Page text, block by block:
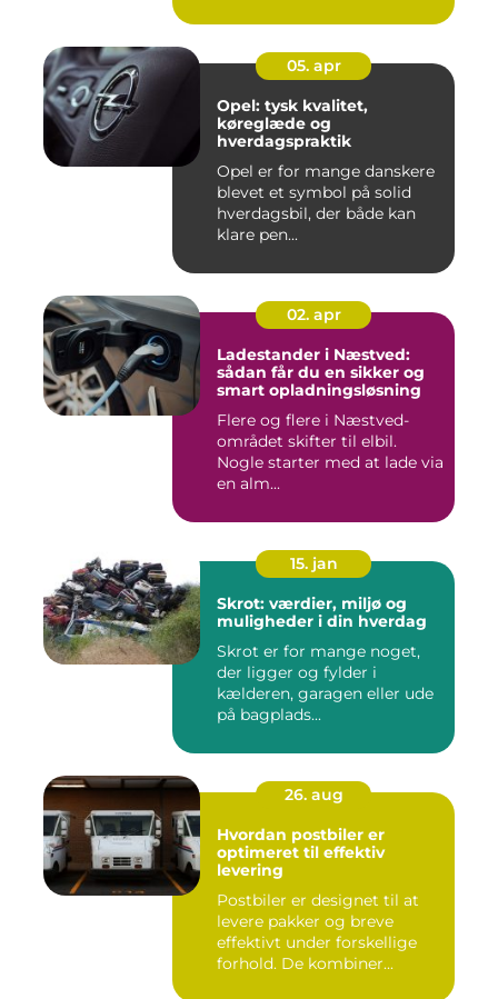
05. apr
Opel: tysk kvalitet,
køreglæde og
hverdagspraktik
Opel er for mange danskere
blevet et symbol på solid
hverdagsbil, der både kan
klare pen...
02. apr
Ladestander i Næstved:
sådan får du en sikker og
smart opladningsløsning
Flere og flere i Næstved-
området skifter til elbil.
Nogle starter med at lade via
en alm...
15. jan
Skrot: værdier, miljø og
muligheder i din hverdag
Skrot er for mange noget,
der ligger og fylder i
kælderen, garagen eller ude
på bagplads...
26. aug
Hvordan postbiler er
optimeret til effektiv
levering
Postbiler er designet til at
levere pakker og breve
effektivt under forskellige
forhold. De kombiner...